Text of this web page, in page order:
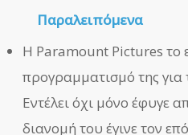
Παραλειπόμενα
Η Paramount Pictures το
προγραμματισμό της
Εντέλει όχι μόνο έφυγε
διανομή του έγινε τον